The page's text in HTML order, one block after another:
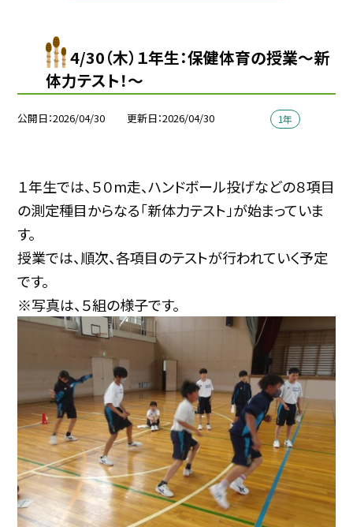
4/30（木）１年生：保健体育の授業〜新
体力テスト！〜
公開日 2026/04/30 更新日 2026/04/30 1年
１年生では、５０m走、ハンドボール投げなどの８項目
の測定種目からなる「新体力テスト」が始まっていま
す。
授業では、順次、各項目のテストが行われていく予定
です。
※写真は、５組の様子です。